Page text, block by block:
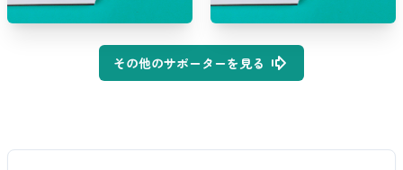
その他のサポーターを見る